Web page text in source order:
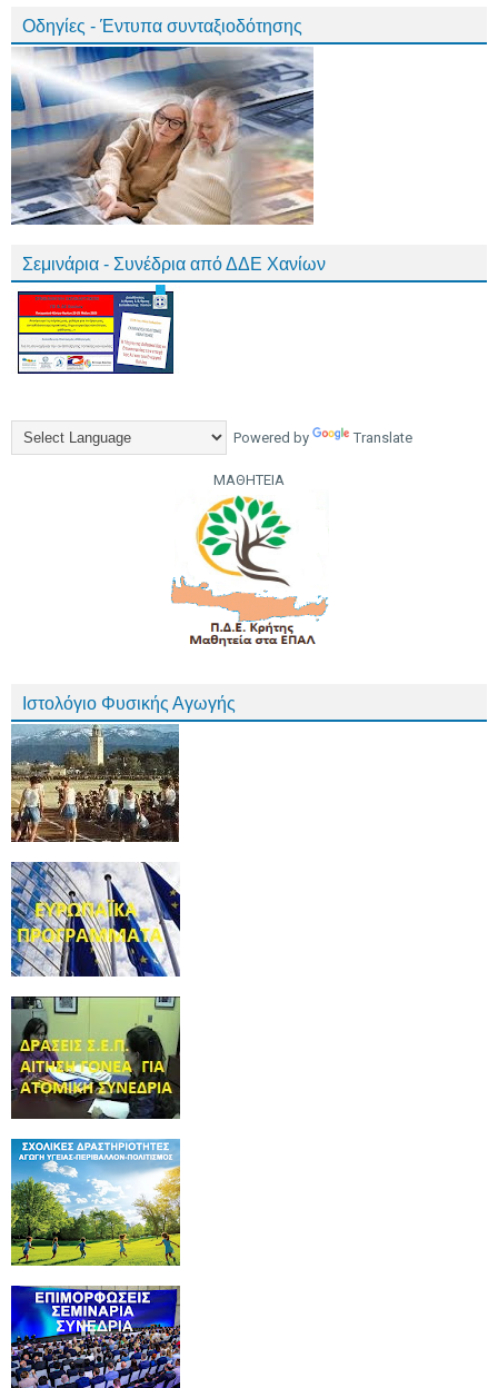
Οδηγίες - Έντυπα συνταξιοδότησης
Σεμινάρια - Συνέδρια από ΔΔΕ Χανίων
Powered by Translate
ΜΑΘΗΤΕΙΑ
Ιστολόγιο Φυσικής Αγωγής